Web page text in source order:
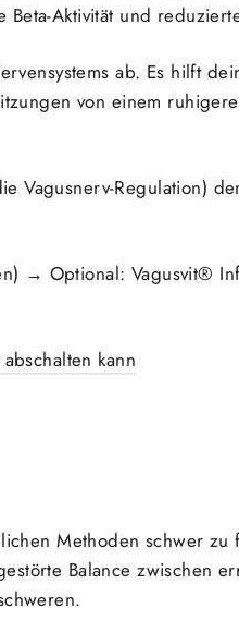
Aktivität und
ab. Es hilft
von einem
Vagusnerv-Regulation)
→ Optional: Vagusvit®
kann
Methoden schwer zu
Balance zwischen